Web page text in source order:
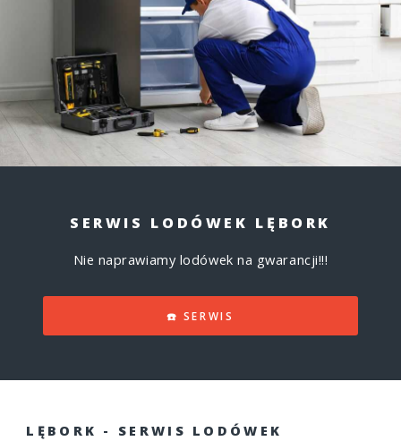
SERWIS LODÓWEK LĘBORK
Nie naprawiamy lodówek na gwarancji!!!
☎️ SERWIS
LĘBORK - SERWIS LODÓWEK